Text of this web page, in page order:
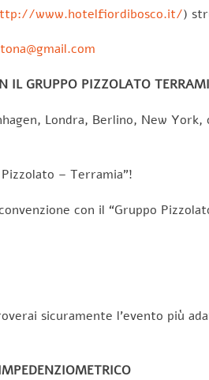
www.hotelfiordibosco.it/)
IL GRUPPO PIZZOLATO
Londra, Berlino, New
– Terramia”!
con il “Gruppo
sicuramente l’evento più